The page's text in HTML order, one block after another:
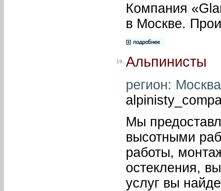
Компания
в Москве.
19. Альпинисты
регион:
Мы
высотными
работы,
остекления,
услуг вы